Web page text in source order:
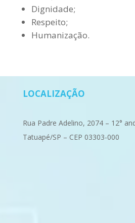
Dignidade;
Respeito;
Humanização.
LOCALIZAÇÃO
Rua Padre Adelino, 2074 – 12°
Tatuapé/SP – CEP 03303-000